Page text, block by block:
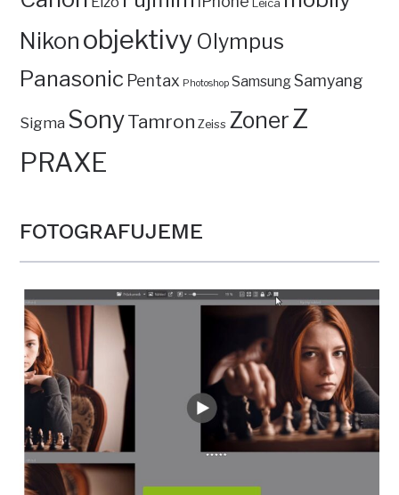
Nikon objektivy Olympus
Panasonic Pentax Photoshop SamsungSamyang
Sigma SonyTamron Zeiss ZonerZ
PRAXE
FOTOGRAFUJEME